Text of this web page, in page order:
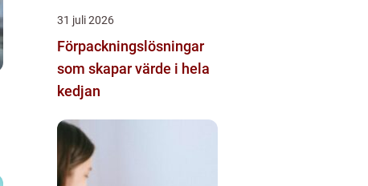
31 juli 2026
Förpackningslösningar
som skapar värde i hela
kedjan